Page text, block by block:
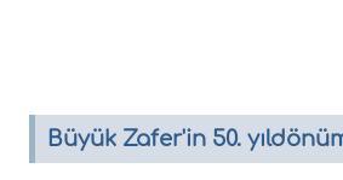
Büyük Zafer'in 50.